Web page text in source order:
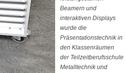
Beamern und
interaktiven Displays
wurde die
Präsentationstechnik in
den Klassenräumen
der Teilzeitberufsschule
Metalltechnik und